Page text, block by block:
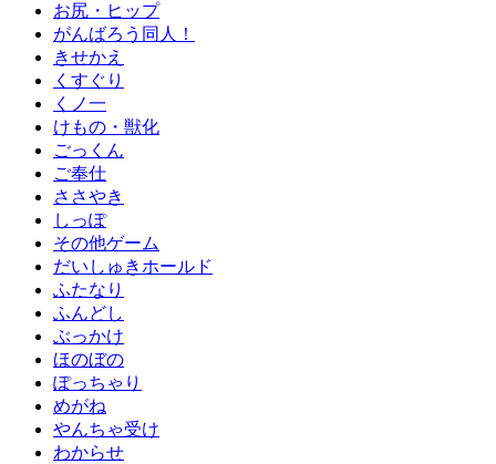
お尻・ヒップ
がんばろう同人！
きせかえ
くすぐり
くノ一
けもの・獣化
ごっくん
ご奉仕
ささやき
しっぽ
その他ゲーム
だいしゅきホールド
ふたなり
ふんどし
ぶっかけ
ほのぼの
ぽっちゃり
めがね
やんちゃ受け
わからせ